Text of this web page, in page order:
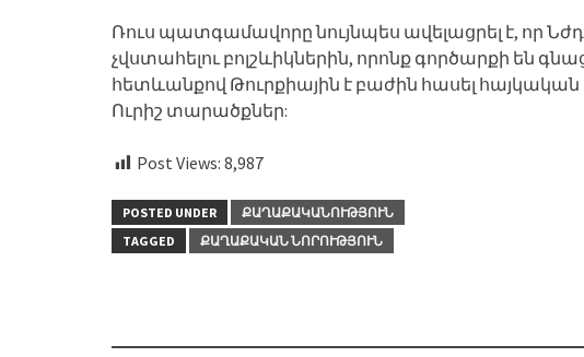
Ռուս պատգամավորը նույնպես ավելացրել է, որ
չվստահելու բոլշևիկներին, որոնք գործարքի են
հետևանքով Թուրքիային է բաժին հասել
Ուրիշ տարածքներ:
Post Views: 8,987
POSTED UNDER
ՔԱՂԱՔԱԿԱՆՈՒԹՅՈՒՆ
TAGGED
ՔԱՂԱՔԱԿԱՆ ՆՈՐՈՒԹՅՈՒՆ